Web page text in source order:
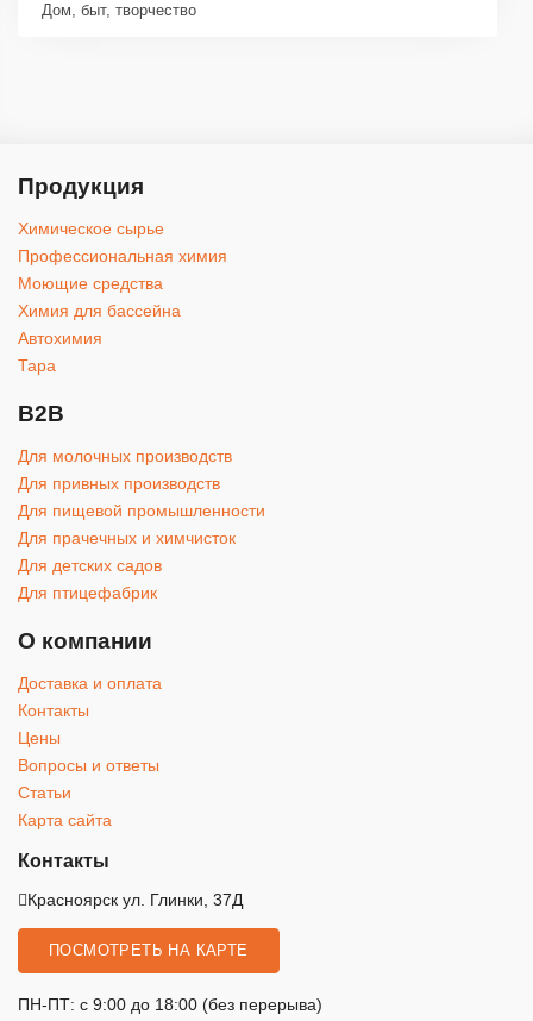
Дом, быт, творчество
Продукция
Химическое сырье
Профессиональная химия
Моющие средства
Химия для бассейна
Автохимия
Тара
B2B
Для молочных производств
Для привных производств
Для пищевой промышленности
Для прачечных и химчисток
Для детских садов
Для птицефабрик
О компании
Доставка и оплата
Контакты
Цены
Вопросы и ответы
Статьи
Карта сайта
Контакты
Красноярск ул. Глинки, 37Д
ПОСМОТРЕТЬ НА КАРТЕ
ПН-ПТ: с 9:00 до 18:00 (без перерыва)